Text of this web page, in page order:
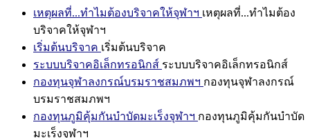
เหตุผลที่...ทำไมต้องบริจาคให้จุฬาฯ เหตุผลที่...ทำไมต้อง
บริจาคให้จุฬาฯ
เริ่มต้นบริจาค เริ่มต้นบริจาค
ระบบบริจาคอิเล็กทรอนิกส์ ระบบบริจาคอิเล็กทรอนิกส์
กองทุนจุฬาลงกรณ์บรมราชสมภพฯ กองทุนจุฬาลงกรณ์
บรมราชสมภพฯ
กองทุนภูมิคุ้มกันบำบัดมะเร็งจุฬาฯ กองทุนภูมิคุ้มกันบำบัด
มะเร็งจุฬาฯ